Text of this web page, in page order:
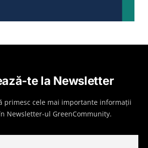
te la Newsletter
primesc cele mai importante informații
Newsletter-ul GreenCommunity.